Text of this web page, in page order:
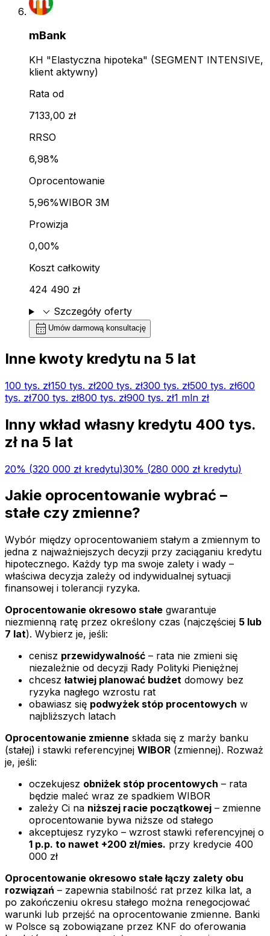
mBank
KH "Elastyczna hipoteka" (SEGMENT INTENSIVE,
klient aktywny)
Rata od
7133,00 zł
RRSO
6,98%
Oprocentowanie
5,96%WIBOR 3M
Prowizja
0,00%
Koszt całkowity
424 490 zł
expand_more Szczegóły oferty
calendar_month Umów darmową konsultację
Inne kwoty kredytu na 5 lat
100 tys. zł150 tys. zł200 tys. zł300 tys. zł500 tys. zł600
tys. zł700 tys. zł800 tys. zł900 tys. zł1 mln zł
Inny wkład własny kredytu 400 tys.
zł na 5 lat
20% (320 000 zł kredytu)30% (280 000 zł kredytu)
Jakie oprocentowanie wybrać –
stałe czy zmienne?
Wybór między oprocentowaniem stałym a zmiennym to
jedna z najważniejszych decyzji przy zaciąganiu kredytu
hipotecznego. Każdy typ ma swoje zalety i wady –
właściwa decyzja zależy od indywidualnej sytuacji
finansowej i tolerancji ryzyka.
Oprocentowanie okresowo stałe gwarantuje
niezmienną ratę przez określony czas (najczęściej 5 lub
7 lat). Wybierz je, jeśli:
cenisz przewidywalność – rata nie zmieni się
niezależnie od decyzji Rady Polityki Pieniężnej
chceszłatwiej planować budżet domowy bez
ryzyka nagłego wzrostu rat
obawiasz się podwyżek stóp procentowych w
najbliższych latach
Oprocentowanie zmienne składa się z marży banku
(stałej) i stawki referencyjnej WIBOR (zmiennej). Rozważ
je, jeśli:
oczekujesz obniżek stóp procentowych – rata
będzie maleć wraz ze spadkiem WIBOR
zależy Ci na niższej racie początkowej – zmienne
oprocentowanie bywa niższe od stałego
akceptujesz ryzyko – wzrost stawki referencyjnej o
1 p.p. to nawet +200 zł/mies. przy kredycie 400
000 zł
Oprocentowanie okresowo stałe łączy zalety obu
rozwiązań – zapewnia stabilność rat przez kilka lat, a
po zakończeniu okresu stałego można renegocjować
warunki lub przejść na oprocentowanie zmienne. Banki
w Polsce są zobowiązane przez KNF do oferowania